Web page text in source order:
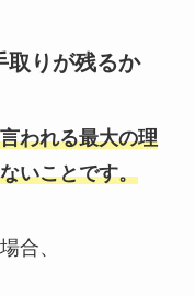
取りが残るか
われる最大の理
いことです。
合、